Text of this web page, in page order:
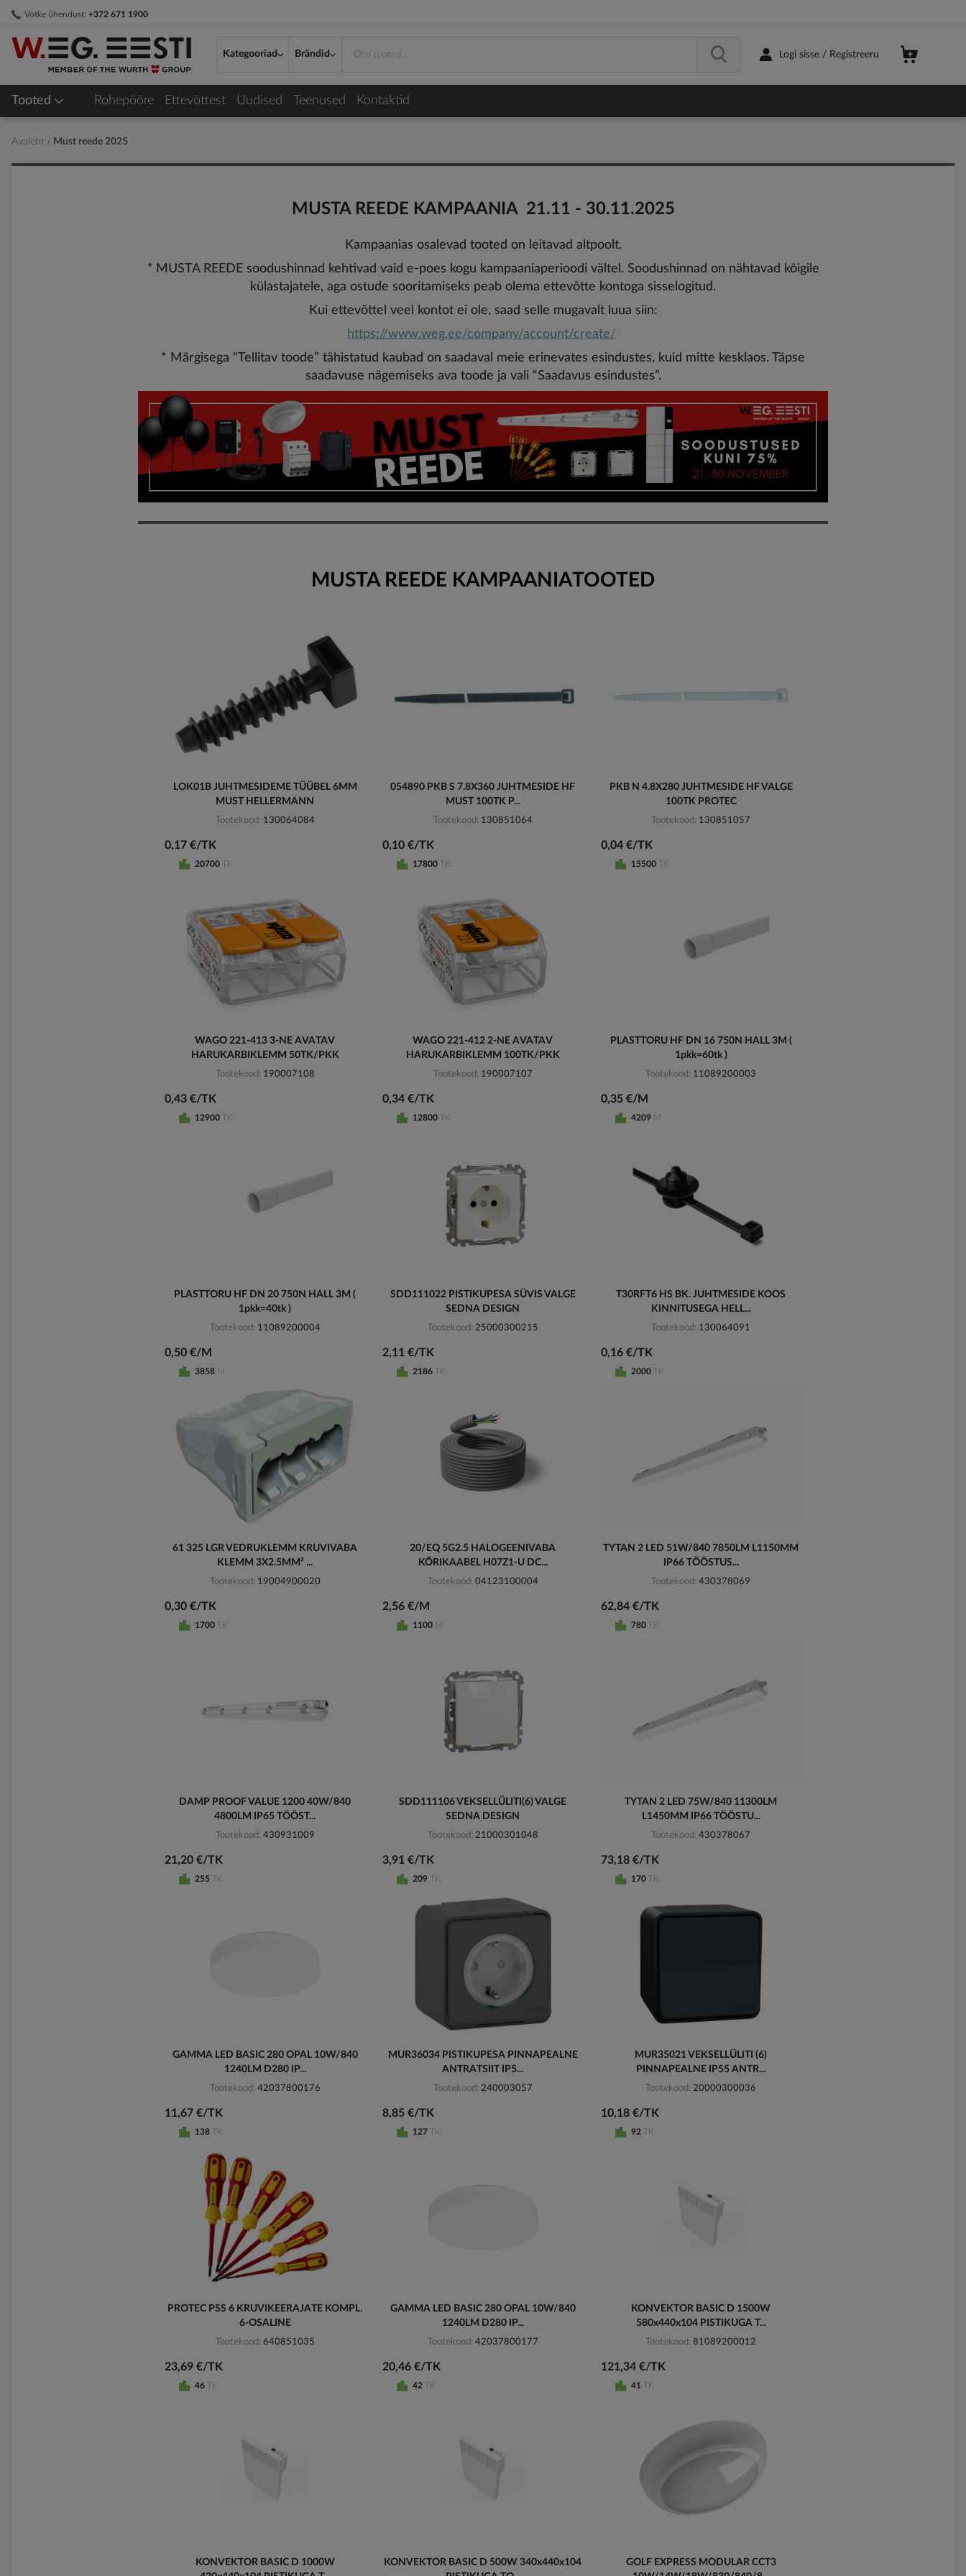
Võtke ühendust: +372 671 1900
Skip
Content
Kategooriad
Brändid Logi sisse / Registreeru
Tooted Rohepööre Ettevõttest Uudised Teenused Kontaktid
Avaleht Must reede 2025
MUSTA REEDE KAMPAANIA 21.11 - 30.11.2025
Kampaanias osalevad tooted on leitavad altpoolt.
* MUSTA REEDE soodushinnad kehtivad vaid e-poes kogu kampaaniaperioodi vältel. Soodushinnad on nähtavad kõigile
külastajatele, aga ostude sooritamiseks peab olema ettevõtte kontoga sisselogitud.
Kui ettevõttel veel kontot ei ole, saad selle mugavalt luua siin:
https://www.weg.ee/company/account/create/
* Märgisega “Tellitav toode” tähistatud kaubad on saadaval meie erinevates esindustes, kuid mitte kesklaos. Täpse
saadavuse nägemiseks ava toode ja vali “Saadavus esindustes”.
MUSTA REEDE KAMPAANIATOOTED
LOK01B JUHTMESIDEME TÜÜBEL 6MM
MUST HELLERMANN
Tootekood 130064084
0,17 €/TK
20700 TK
054890 PKB S 7.8X360 JUHTMESIDE HF
MUST 100TK P...
Tootekood 130851064
0,10 €/TK
17800 TK
PKB N 4.8X280 JUHTMESIDE HF VALGE
100TK PROTEC
Tootekood 130851057
0,04 €/TK
15500 TK
WAGO 221-413 3-NE AVATAV
HARUKARBIKLEMM 50TK/PKK
Tootekood 190007108
0,43 €/TK
12900 TK
WAGO 221-412 2-NE AVATAV
HARUKARBIKLEMM 100TK/PKK
Tootekood 190007107
0,34 €/TK
12800 TK
PLASTTORU HF DN 16 750N HALL 3M (
1pkk=60tk )
Tootekood 11089200003
0,35 €/M
4209 M
PLASTTORU HF DN 20 750N HALL 3M (
1pkk=40tk )
Tootekood 11089200004
0,50 €/M
3858 M
SDD111022 PISTIKUPESA SÜVIS VALGE
SEDNA DESIGN
Tootekood 25000300215
2,11 €/TK
2186 TK
T30RFT6 HS BK. JUHTMESIDE KOOS
KINNITUSEGA HELL...
Tootekood 130064091
0,16 €/TK
2000 TK
61 325 LGR VEDRUKLEMM KRUVIVABA
KLEMM 3X2.5MM² ...
Tootekood 19004900020
0,30 €/TK
1700 TK
20/EQ 5G2.5 HALOGEENIVABA
KÕRIKAABEL H07Z1-U DC...
Tootekood 04123100004
2,56 €/M
1100 M
TYTAN 2 LED 51W/840 7850LM L1150MM
IP66 TÖÖSTUS...
Tootekood 430378069
62,84 €/TK
780 TK
DAMP PROOF VALUE 1200 40W/840
4800LM IP65 TÖÖST...
Tootekood 430931009
21,20 €/TK
255 TK
SDD111106 VEKSELLÜLITI(6) VALGE
SEDNA DESIGN
Tootekood 21000301048
3,91 €/TK
209 TK
TYTAN 2 LED 75W/840 11300LM
L1450MM IP66 TÖÖSTU...
Tootekood 430378067
73,18 €/TK
170 TK
GAMMA LED BASIC 280 OPAL 10W/840
1240LM D280 IP...
Tootekood 42037800176
11,67 €/TK
138 TK
MUR36034 PISTIKUPESA PINNAPEALNE
ANTRATSIIT IP5...
Tootekood 240003057
8,85 €/TK
127 TK
MUR35021 VEKSELLÜLITI (6)
PINNAPEALNE IP55 ANTR...
Tootekood 20000300036
10,18 €/TK
92 TK
PROTEC PSS 6 KRUVIKEERAJATE KOMPL.
6-OSALINE
Tootekood 640851035
23,69 €/TK
46 TK
GAMMA LED BASIC 280 OPAL 10W/840
1240LM D280 IP...
Tootekood 42037800177
20,46 €/TK
42 TK
KONVEKTOR BASIC D 1500W
580x440x104 PISTIKUGA T...
Tootekood 81089200012
121,34 €/TK
41 TK
KONVEKTOR BASIC D 1000W
KONVEKTOR BASIC D 500W 340x440x104
GOLF EXPRESS MODULAR CCT3